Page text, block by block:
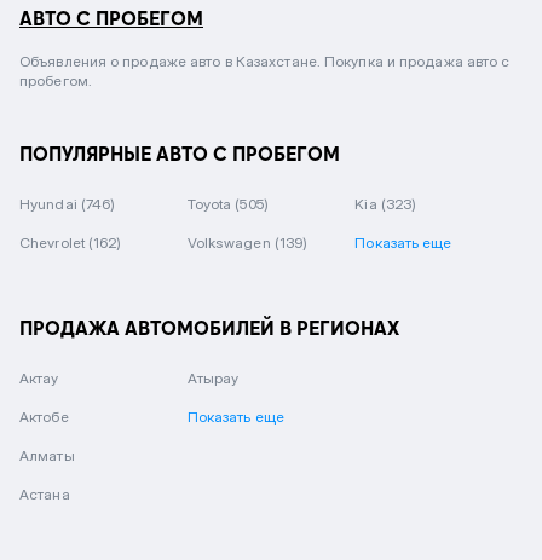
АВТО С ПРОБЕГОМ
Объявления о продаже авто в Казахстане. Покупка и продажа авто с
пробегом.
ПОПУЛЯРНЫЕ АВТО С ПРОБЕГОМ
Hyundai (746) Toyota (505) Kia (323)
Chevrolet (162) Volkswagen (139) Показать еще
ПРОДАЖА АВТОМОБИЛЕЙ В РЕГИОНАХ
Актау
Актобе
Алматы
Астана
Атырау
Показать еще